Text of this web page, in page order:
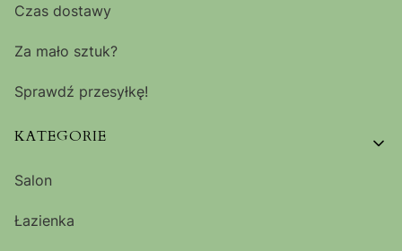
Czas dostawy
Za mało sztuk?
Sprawdź przesyłkę!
KATEGORIE
Salon
Łazienka